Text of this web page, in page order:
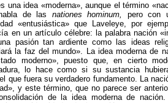
una idea «moderna», aunque el término
de las nationes hominum,
pero con
«entusiástica» que Laveleye, por
en un artículo célebre: la palabra nación
pasión tan ardiente como las ideas
la faz del mundo». La idea moderna de
moderno», puesto que, en cierto
lo hace como si su sustancia
que fuera su verdadero fundamento. La
y este término, que no parece ser
de la idea moderna de